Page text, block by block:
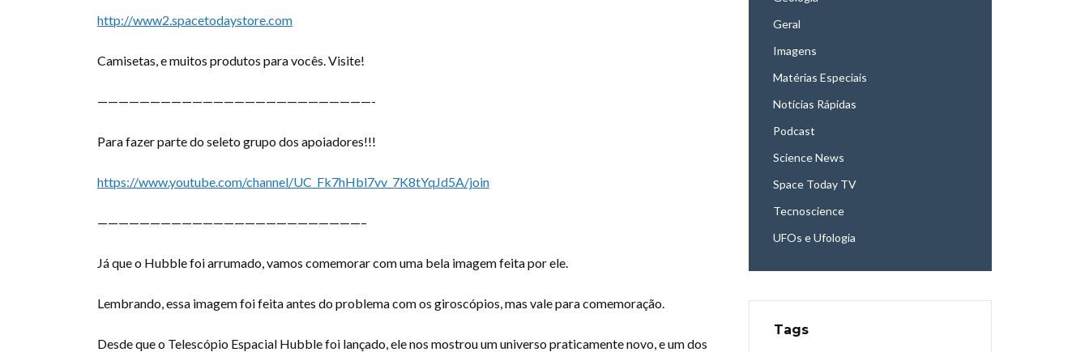
http://www2.spacetodaystore.com
Camisetas, e muitos produtos para vocês. Visite!
——————————————————————————-
Para fazer partedo seleto grupo dos apoiadores!!!
https://www.youtube.com/channel/UC_Fk7hHbl7vv_7K8tYqJd5A/join
—————————————————————————–
Já que o Hubble foi arrumado, vamos comemorar com uma bela imagem feita por ele.
Lembrando, essa imagem foi feita antes do problema com os giroscópios, mas vale para comemoração.
Desde que o Telescópio Espacial Hubble foi lançado, ele nos mostrou um universo praticamente novo, e um dos
Geral
Imagens
Matérias Especiais
Notícias Rápidas
Podcast
Science News
Space Today TV
Tecnoscience
UFOs e Ufologia
Tags